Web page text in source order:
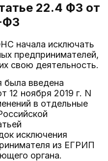
22.4 ФЗ от
ФЗ
начала исключать
предпринимателей,
свою деятельность.
была введена
12 ноября 2019 г. N
в отдельные
исключения
из ЕГРИП
органа.